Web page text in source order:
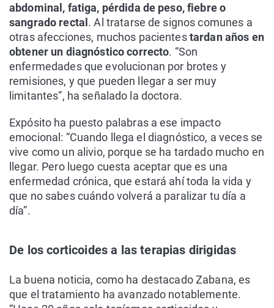
abdominal, fatiga, pérdida de peso, fiebre o
sangrado rectal . Al tratarse de signos comunes a
otras afecciones, muchos pacientestardan años en
obtener un diagnóstico correcto. “Son
enfermedades que evolucionan por brotes y
remisiones, y que pueden llegar a ser muy
limitantes”, ha señalado la doctora.
Expósito ha puesto palabras a ese impacto
emocional: “Cuando llega el diagnóstico, a veces se
vive como un alivio, porque se ha tardado mucho en
llegar. Pero luego cuesta aceptar que es una
enfermedad crónica, que estará ahí toda la vida y
que no sabes cuándo volverá a paralizar tu día a
día”.
De los corticoides a las terapias dirigidas
La buena noticia, como ha destacado Zabana, es
que el tratamiento ha avanzado notablemente.